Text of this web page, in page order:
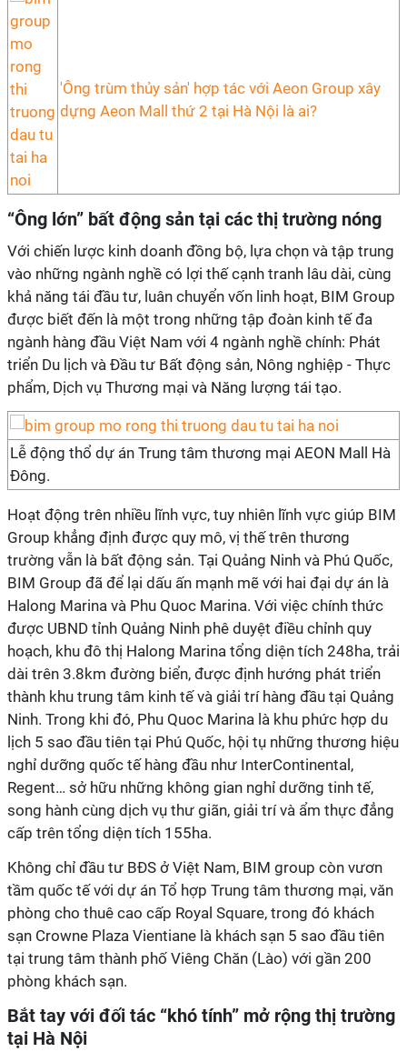
'Ông trùm thủy sản' hợp tác với Aeon Group xây
dựng Aeon Mall thứ 2 tại Hà Nội là ai?
“Ông lớn” bất động sản tại các thị trường nóng
Với chiến lược kinh doanh đồng bộ, lựa chọn và tập trung
vào những ngành nghề có lợi thế cạnh tranh lâu dài, cùng
khả năng tái đầu tư, luân chuyển vốn linh hoạt, BIM Group
được biết đến là một trong những tập đoàn kinh tế đa
ngành hàng đầu Việt Nam với 4 ngành nghề chính: Phát
triển Du lịch và Đầu tư Bất động sản, Nông nghiệp - Thực
phẩm, Dịch vụ Thương mại và Năng lượng tái tạo.
Lễ động thổ dự án Trung tâm thương mại AEON Mall Hà
Đông.
Hoạt động trên nhiều lĩnh vực, tuy nhiên lĩnh vực giúp BIM
Group khẳng định được quy mô, vị thế trên thương
trường vẫn là bất động sản. Tại Quảng Ninh và Phú Quốc,
BIM Group đã để lại dấu ấn mạnh mẽ với hai đại dự án là
Halong Marina và Phu Quoc Marina. Với việc chính thức
được UBND tỉnh Quảng Ninh phê duyệt điều chỉnh quy
hoạch, khu đô thị Halong Marina tổng diện tích 248ha, trải
dài trên 3.8km đường biển, được định hướng phát triển
thành khu trung tâm kinh tế và giải trí hàng đầu tại Quảng
Ninh. Trong khi đó, Phu Quoc Marina là khu phức hợp du
lịch 5 sao đầu tiên tại Phú Quốc, hội tụ những thương hiệu
nghỉ dưỡng quốc tế hàng đầu như InterContinental,
Regent… sở hữu những không gian nghỉ dưỡng tinh tế,
song hành cùng dịch vụ thư giãn, giải trí và ẩm thực đẳng
cấp trên tổng diện tích 155ha.
Không chỉ đầu tư BĐS ở Việt Nam, BIM group còn vươn
tầm quốc tế với dự án Tổ hợp Trung tâm thương mại, văn
phòng cho thuê cao cấp Royal Square, trong đó khách
sạn Crowne Plaza Vientiane là khách sạn 5 sao đầu tiên
tại trung tâm thành phố Viêng Chăn (Lào) với gần 200
phòng khách sạn.
Bắt tay với đối tác “khó tính” mở rộng thị trường
tại Hà Nội